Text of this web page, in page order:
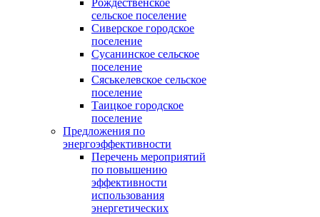
Рождественское
сельское поселение
Сиверское городское
поселение
Сусанинское сельское
поселение
Сяськелевское сельское
поселение
Таицкое городское
поселение
Предложения по
энергоэффективности
Перечень мероприятий
по повышению
эффективности
использования
энергетических